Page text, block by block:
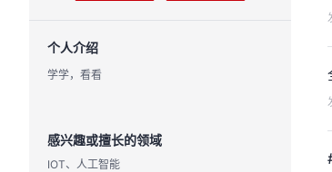
个人介绍
学学，看看
感兴趣或擅长的领域
IOT、人工智能